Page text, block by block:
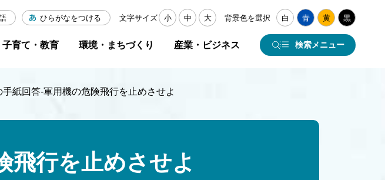
ひらがなをつける 文字サイズ 小 中 大 背景色を選択 白 青 黄 黒
子育て・教育 環境・まちづくり 産業・ビジネス 検索メニュー
手紙回答-軍用機の危険飛行を止めさせよ
飛行を止めさせよ